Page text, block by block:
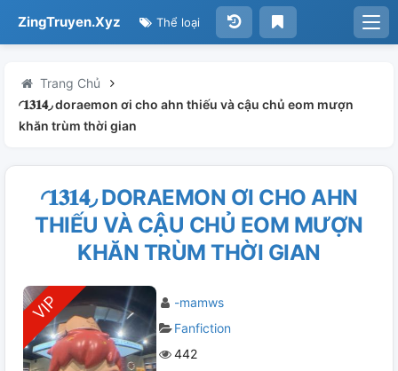
ZingTruyen.Xyz Thể loại
Trang Chủ
◜𝟏𝟑𝟏𝟒◞ doraemon ơi cho ahn thiếu và cậu chủ eom mượn
khăn trùm thời gian
◜𝟏𝟑𝟏𝟒◞ DORAEMON ƠI CHO AHN
THIẾU VÀ CẬU CHỦ EOM MƯỢN
KHĂN TRÙM THỜI GIAN
-mamws
Fanfiction
442